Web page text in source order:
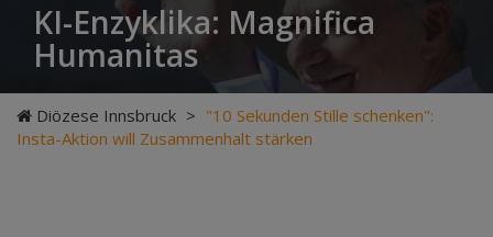
KI-Enzyklika: Magnifica
Humanitas
Diözese Innsbruck > "10 Sekunden Stille schenken":
Insta-Aktion will Zusammenhalt stärken